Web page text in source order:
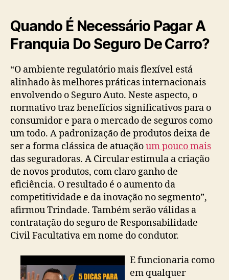
Quando É Necessário Pagar A
Franquia Do Seguro De Carro?
“O ambiente regulatório mais flexível está
alinhado às melhores práticas internacionais
envolvendo o Seguro Auto. Neste aspecto, o
normativo traz benefícios significativos para o
consumidor e para o mercado de seguros como
um todo. A padronização de produtos deixa de
ser a forma clássica de atuaçãoum pouco mais
das seguradoras. A Circular estimula a criação
de novos produtos, com claro ganho de
eficiência. O resultado é o aumento da
competitividade e da inovação no segmento”,
afirmou Trindade. Também serão válidas a
contratação do seguro de Responsabilidade
Civil Facultativa em nome do condutor.
E funcionaria como
em qualquer